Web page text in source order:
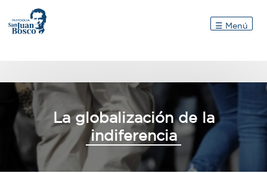
Inicio
☰ Menú
La globalización de la
indiferencia